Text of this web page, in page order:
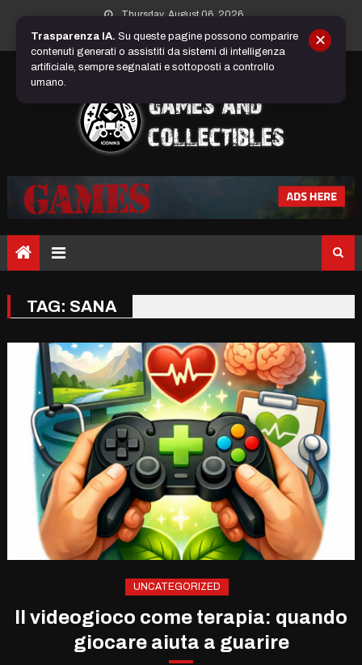
content
Thursday, August 06, 2026
TAG: SANA
UNCATEGORIZED
Il videogioco come terapia: quando
giocare aiuta a guarire
Trasparenza IA. Su queste pagine possono comparire
contenuti generati o assistiti da sistemi di intelligenza
artificiale, sempre segnalati e sottoposti a controllo
umano.
✕